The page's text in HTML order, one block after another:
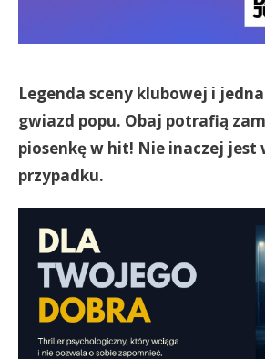
Legenda sceny klubowej i
gwiazd popu. Obaj potrafią
piosenkę w hit! Nie inaczej jest
przypadku.